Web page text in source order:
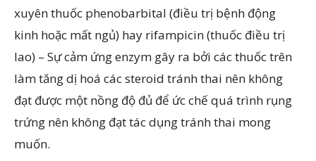
xuyên thuốc phenobarbital (điều trị bệnh động
kinh hoặc mất ngủ) hay rifampicin (thuốc điều trị
lao) – Sự cảm ứng enzym gây ra bởi các thuốc trên
làm tăng dị hoá các steroid tránh thai nên không
đạt được một nồng độ đủ để ức chế quá trình rụng
trứng nên không đạt tác dụng tránh thai mong
muốn.